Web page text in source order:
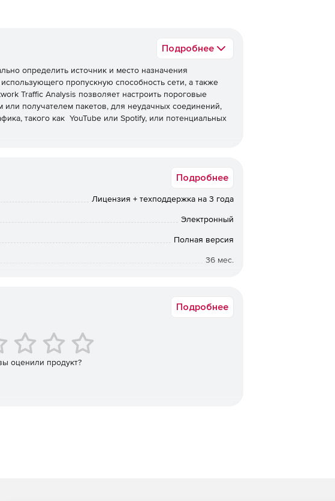
Подробнее
определить источник и место назначения
пропускную способность сети, а также
Traffic Analysis позволяет настроить пороговые
получателем пакетов, для неудачных соединений,
такого как YouTube или Spotify, или потенциальных
Подробнее
Лицензия + техподдержка на 3 года
Электронный
Полная версия
36 мес.
Подробнее
оценили продукт?